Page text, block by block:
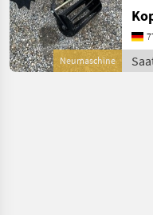
Neumaschine
Nr. 13576)
6-reihig,